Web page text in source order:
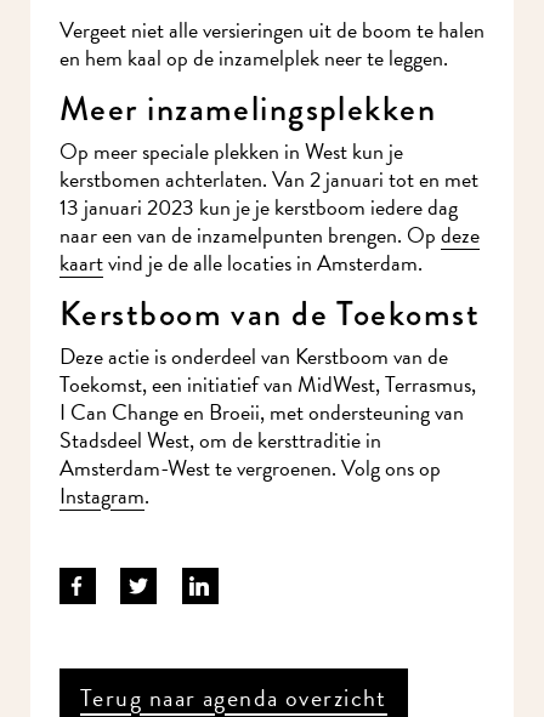
Vergeet niet alle versieringen uit de boom te halen
en hem kaal op de inzamelplek neer te leggen.
Meer inzamelingsplekken
Op meer speciale plekken in West kun je
kerstbomen achterlaten. Van 2 januari tot en met
13 januari 2023 kun je je kerstboom iedere dag
naar een van de inzamelpunten brengen. Opdeze
kaartvind je de alle locaties in Amsterdam.
Kerstboom van de Toekomst
Deze actie is onderdeel van Kerstboom van de
Toekomst, een initiatief van MidWest, Terrasmus,
I Can Change en Broeii, met ondersteuning van
Stadsdeel West, om de kersttraditie in
Amsterdam-West te vergroenen. Volg ons op
Instagram.
Terug naar agenda overzicht